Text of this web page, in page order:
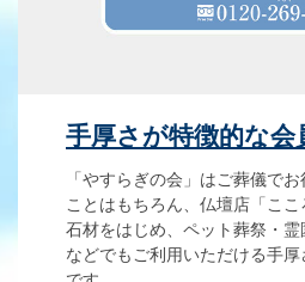
手厚さが特徴的な会
「やすらぎの会」はご葬儀で
ことはもちろん、仏壇店「こ
石材をはじめ、ペット葬祭・
などでもご利用いただける手